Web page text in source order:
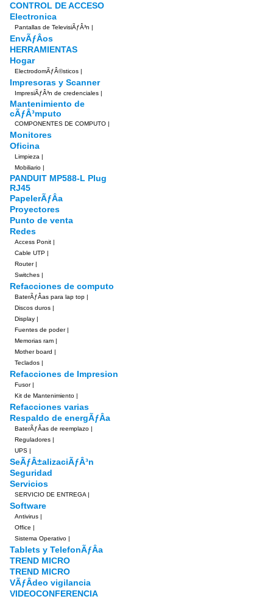
CONTROL DE ACCESO
Electronica
Pantallas de TelevisiÃƒÂ³n |
EnvÃƒÂ­os
HERRAMIENTAS
Hogar
ElectrodomÃƒÂ©sticos |
Impresoras y Scanner
ImpresiÃƒÂ³n de credenciales |
Mantenimiento de
cÃƒÂ³mputo
COMPONENTES DE COMPUTO |
Monitores
Oficina
Limpieza |
Mobiliario |
PANDUIT MP588-L Plug
RJ45
PapelerÃƒÂ­a
Proyectores
Punto de venta
Redes
Access Ponit |
Cable UTP |
Router|
Switches |
Refacciones de computo
BaterÃƒÂ­as para lap top |
Discos duros |
Display |
Fuentes de poder|
Memorias ram |
Mother board |
Teclados |
Refacciones de Impresion
Fusor|
Kit de Mantenimiento |
Refacciones varias
Respaldo de energÃƒÂ­a
BaterÃƒÂ­as de reemplazo |
Reguladores |
UPS |
SeÃƒÂ±alizaciÃƒÂ³n
Seguridad
Servicios
SERVICIO DE ENTREGA |
Software
Antivirus |
Office |
Sistema Operativo |
Tablets y TelefonÃƒÂ­a
TREND MICRO
TREND MICRO
VÃƒÂ­deo vigilancia
VIDEOCONFERENCIA